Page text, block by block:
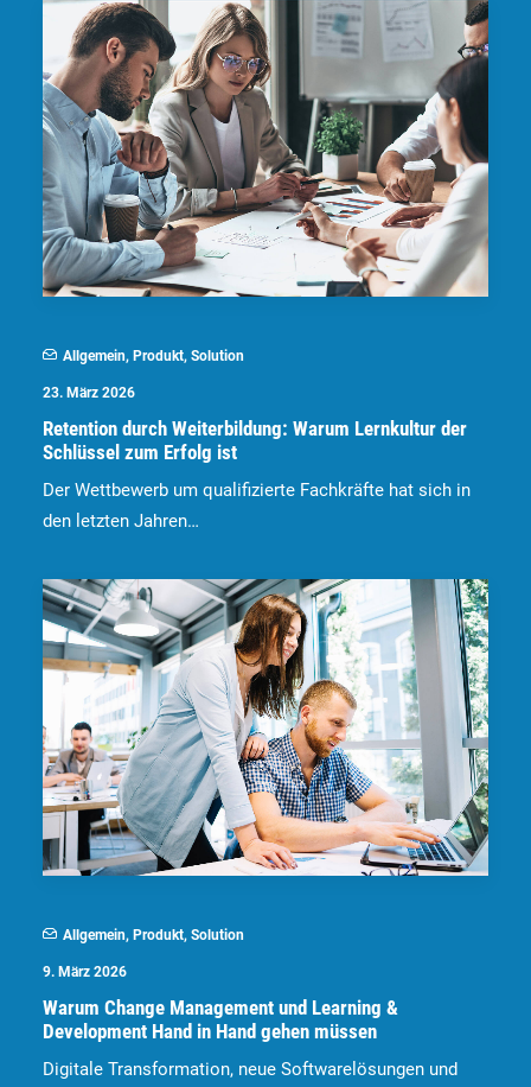
Allgemein, Produkt, Solution
23. März 2026
Retention durch Weiterbildung: Warum Lernkultur der
Schlüssel zum Erfolg ist
Der Wettbewerb um qualifizierte Fachkräfte hat sich in
den letzten Jahren…
Allgemein, Produkt, Solution
9. März 2026
Warum Change Management und Learning &
Development Hand in Hand gehen müssen
Digitale Transformation, neue Softwarelösungen und